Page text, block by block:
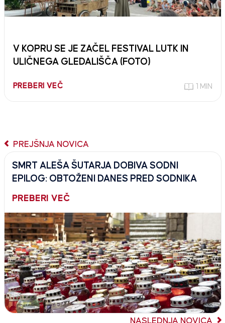
V KOPRU SE JE ZAČEL FESTIVAL LUTK IN
ULIČNEGA GLEDALIŠČA (FOTO)
PREBERI VEČ 1 MIN
PREJŠNJA NOVICA
SMRT ALEŠA ŠUTARJA DOBIVA SODNI
EPILOG: OBTOŽENI DANES PRED SODNIKA
PREBERI VEČ
NASLEDNJA NOVICA